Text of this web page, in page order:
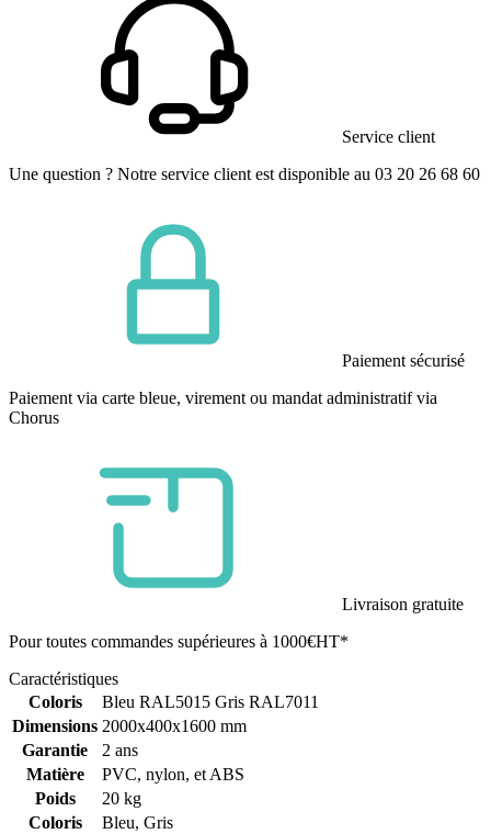
Service client
Une question ? Notre service client est disponible au 03 20 26 68 60
Paiement sécurisé
Paiement via carte bleue, virement ou mandat administratif via
Chorus
Livraison gratuite
Pour toutes commandes supérieures à 1000€HT*
Caractéristiques
Coloris
Bleu RAL5015 Gris RAL7011
Dimensions 2000x400x1600 mm
Garantie
2 ans
Matière
PVC, nylon, et ABS
Poids
20 kg
Coloris
Bleu, Gris